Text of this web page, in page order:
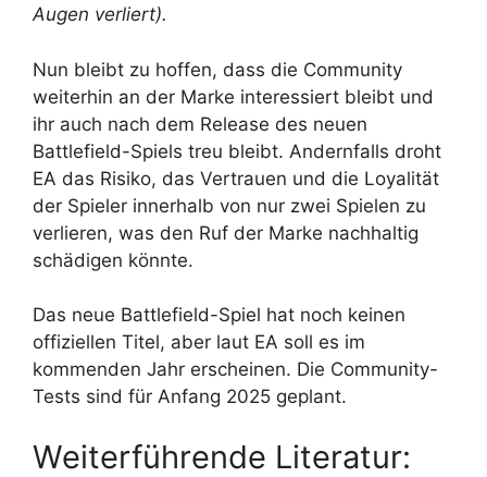
Augen verliert).
Nun bleibt zu hoffen, dass die Community
weiterhin an der Marke interessiert bleibt und
ihr auch nach dem Release des neuen
Battlefield-Spiels treu bleibt. Andernfalls droht
EA das Risiko, das Vertrauen und die Loyalität
der Spieler innerhalb von nur zwei Spielen zu
verlieren, was den Ruf der Marke nachhaltig
schädigen könnte.
Das neue Battlefield-Spiel hat noch keinen
offiziellen Titel, aber laut EA soll es im
kommenden Jahr erscheinen. Die Community-
Tests sind für Anfang 2025 geplant.
Weiterführende Literatur: